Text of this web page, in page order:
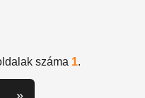
száma 1.